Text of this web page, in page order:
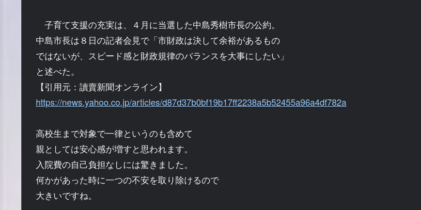
子育て支援の充実は、４月に当選した中島秀樹市長の公約。
中島市長は８日の記者会見で「市財政は決して余裕があるもの
ではないが、スピード感と財政規律のバランスを大事にしたい」
と述べた。
【引用元：讀賣新聞オンライン】
https://news.yahoo.co.jp/articles/d87d37b0bf19b17ff2238a5b52455a96a4df782a
高校生まで対象で一律というのも含めて
親としては安心感が増すと思われます。
入院費の自己負担なしには驚きました。
何かがあった時に一つの不安を取り除けるので
大きいですね。